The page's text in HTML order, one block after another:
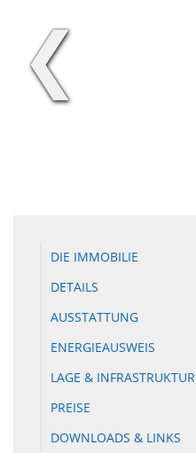
❮
DIE IMMOBILIE
DETAILS
AUSSTATTUNG
ENERGIEAUSWEIS
LAGE & INFRASTRUKTUR
PREISE
DOWNLOADS & LINKS